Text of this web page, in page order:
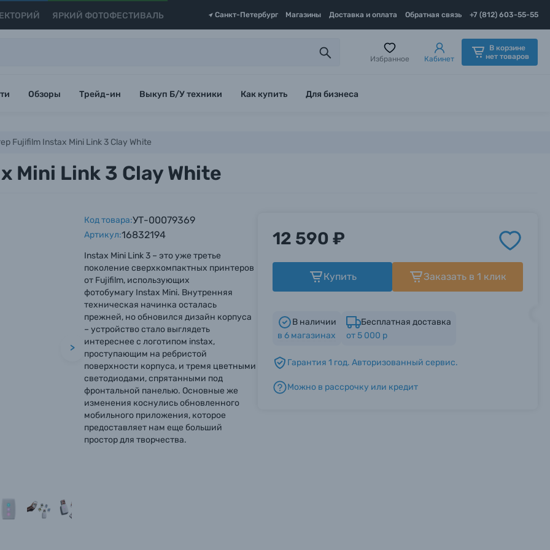
ЯРКИЙ ФОТОФЕСТИВАЛЬ Санкт-Петербург Магазины Доставка и оплата Обратная связь +7 (812) 603-55-55
Избранное Кабинет
В корзине
нет товаров
Обзоры Трейд-ин Выкуп Б/У техники Как купить Для бизнеса
Fujifilm Instax Mini Link 3 Clay White
Mini Link 3 Clay White
>
Код товара:УТ-00079369
Артикул:16832194
Instax Mini Link 3 – это уже третье
поколение сверхкомпактных принтеров
от Fujifilm, использующих
фотобумагу Instax Mini. Внутренняя
техническая начинка осталась
прежней, но обновился дизайн корпуса
– устройство стало выглядеть
интереснее с логотипом instax,
проступающим на ребристой
поверхности корпуса, и тремя цветными
светодиодами, спрятанными под
фронтальной панелью. Основные же
изменения коснулись обновленного
мобильного приложения, которое
предоставляет нам еще больший
простор для творчества.
12 590 ₽
Купить Заказать в 1 клик
В наличии
в 6магазинах
Бесплатная доставка
от 5 000 р
Гарантия 1 год. Авторизованный сервис.
Можно в рассрочку или кредит